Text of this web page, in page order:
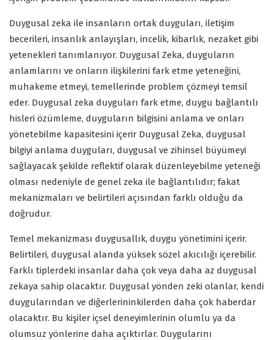
Duygusal zeka ile insanların ortak duyguları, iletişim
becerileri, insanlık anlayışları, incelik, kibarlık, nezaket gibi
yetenekleri tanımlanıyor. Duygusal Zeka, duyguların
anlamlarını ve onların ilişkilerini fark etme yeteneğini,
muhakeme etmeyi, temellerinde problem çözmeyi temsil
eder. Duygusal zeka duyguları fark etme, duygu bağlantılı
hisleri özümleme, duyguların bilgisini anlama ve onları
yönetebilme kapasitesini içerir Duygusal Zeka, duygusal
bilgiyi anlama duyguları, duygusal ve zihinsel büyümeyi
sağlayacak şekilde reflektif olarak düzenleyebilme yeteneği
olması nedeniyle de genel zeka ile bağlantılıdır; fakat
mekanizmaları ve belirtileri açısından farklı olduğu da
doğrudur.
Temel mekanizması duygusallık, duygu yönetimini içerir.
Belirtileri, duygusal alanda yüksek sözel akıcılığı içerebilir.
Farklı tiplerdeki insanlar daha çok veya daha az duygusal
zekaya sahip olacaktır. Duygusal yönden zeki olanlar, kendi
duygularından ve diğerlerininkilerden daha çok haberdar
olacaktır. Bu kişiler içsel deneyimlerinin olumlu ya da
olumsuz yönlerine daha açıktırlar. Duygularını